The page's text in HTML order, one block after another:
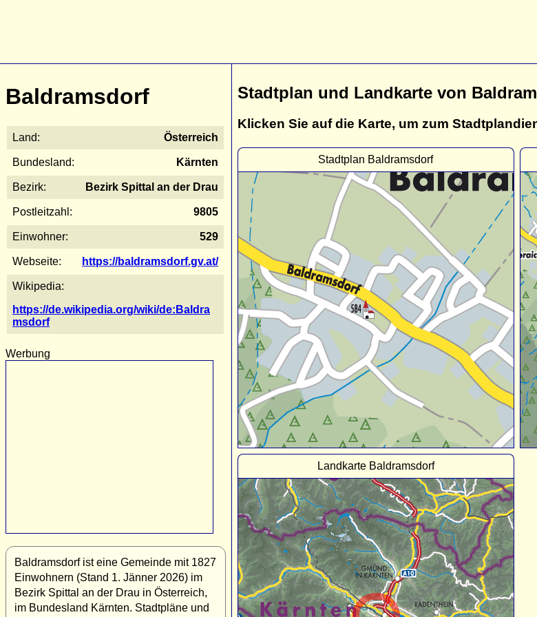
Baldramsdorf
Land: Österreich
Bundesland: Kärnten
Bezirk: Bezirk Spittal an der Drau
Postleitzahl: 9805
Einwohner: 529
Webseite: https://baldramsdorf.gv.at/
Wikipedia:
https://de.wikipedia.org/wiki/de:Baldra
msdorf
Werbung
Baldramsdorf ist eine Gemeinde mit 1827
Einwohnern (Stand 1. Jänner 2026) im
Bezirk Spittal an der Drau in Österreich,
im Bundesland Kärnten. Stadtpläne und
Stadtplan und Landkarte von
Klicken Sie auf die Karte, um zum
Stadtplan Baldramsdorf
Landkarte Baldramsdorf